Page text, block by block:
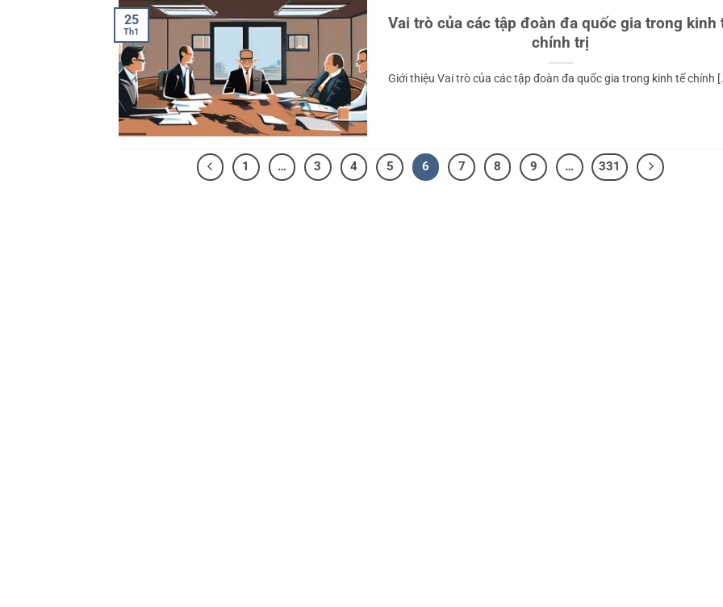
Vai trò của các tập đoàn đa quốc gia trong kinh
chính trị
Giới thiệu Vai trò của các tập đoàn đa quốc gia trong kinh tế chính
25
Th1
1 … 3 4 5 6 7 8 9 … 331